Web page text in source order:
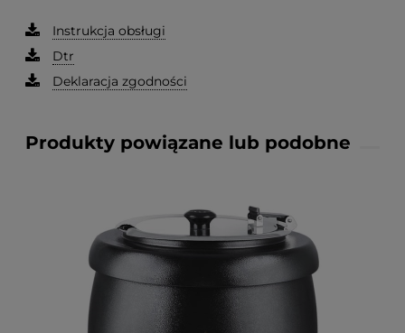
Instrukcja obsługi
Dtr
Deklaracja zgodności
Produkty powiązane lub podobne